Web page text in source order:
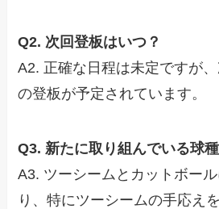
Q2. 次回登板はいつ？
A2. 正確な日程は未定ですが
の登板が予定されています。
Q3. 新たに取り組んでいる球
A3. ツーシームとカットボー
り、特にツーシームの手応え